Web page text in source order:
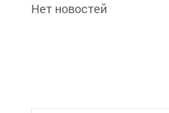
Нет новостей